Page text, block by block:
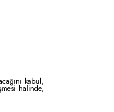
kabul,
halinde,